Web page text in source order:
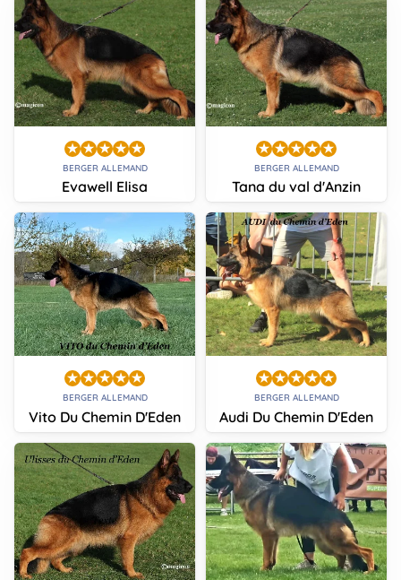
BERGER ALLEMAND
Evawell Elisa
BERGER ALLEMAND
Tana du val d'Anzin
BERGER ALLEMAND
Vito Du Chemin D'Eden
BERGER ALLEMAND
Audi Du Chemin D'Eden